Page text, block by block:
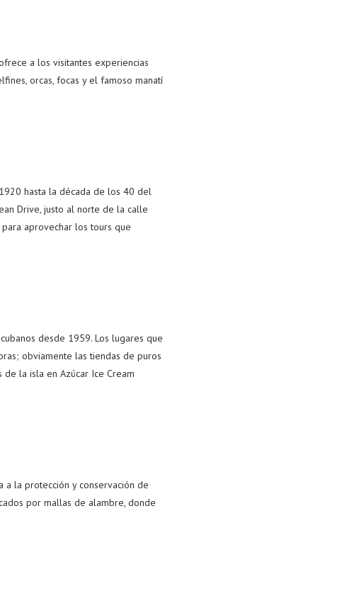
a los visitantes experiencias
orcas, focas y el famoso manatí
hasta la década de los 40 del
Drive, justo al norte de la calle
aprovechar los tours que
desde 1959. Los lugares que
obviamente las tiendas de puros
la isla en Azúcar Ice Cream
a la protección y conservación de
por mallas de alambre, donde